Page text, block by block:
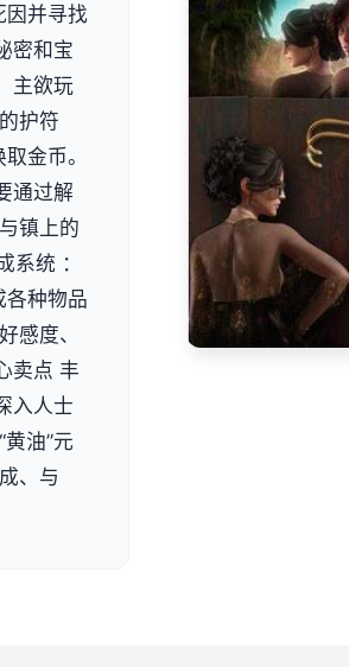
因并寻找
密和宝
主欲玩
护符
金币。
通过解
镇上的
系统 ：
各种物品
感度、
卖点 丰
入人士
油”元
、与